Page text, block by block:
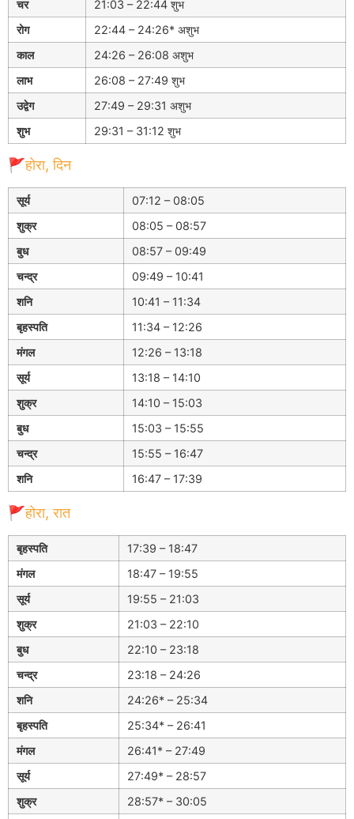
चर
21:03 – 22:44 शुभ
रोग
22:44 – 24:26* अशुभ
काल
24:26 – 26:08 अशुभ
लाभ
26:08 – 27:49 शुभ
उद्वेग
27:49 – 29:31 अशुभ
शुभ
29:31 – 31:12 शुभ
🚩होरा, दिन
सूर्य
07:12 – 08:05
शुक्र
08:05 – 08:57
बुध
08:57 – 09:49
चन्द्र
09:49 – 10:41
शनि
10:41 – 11:34
बृहस्पति
11:34 – 12:26
मंगल
12:26 – 13:18
सूर्य
13:18 – 14:10
शुक्र
14:10 – 15:03
बुध
15:03 – 15:55
चन्द्र
15:55 – 16:47
शनि
16:47 – 17:39
🚩होरा, रात
बृहस्पति
17:39 – 18:47
मंगल
18:47 – 19:55
सूर्य
19:55 – 21:03
शुक्र
21:03 – 22:10
बुध
22:10 – 23:18
चन्द्र
23:18 – 24:26
शनि
24:26* – 25:34
बृहस्पति
25:34* – 26:41
मंगल
26:41* – 27:49
सूर्य
27:49* – 28:57
शुक्र
28:57* – 30:05